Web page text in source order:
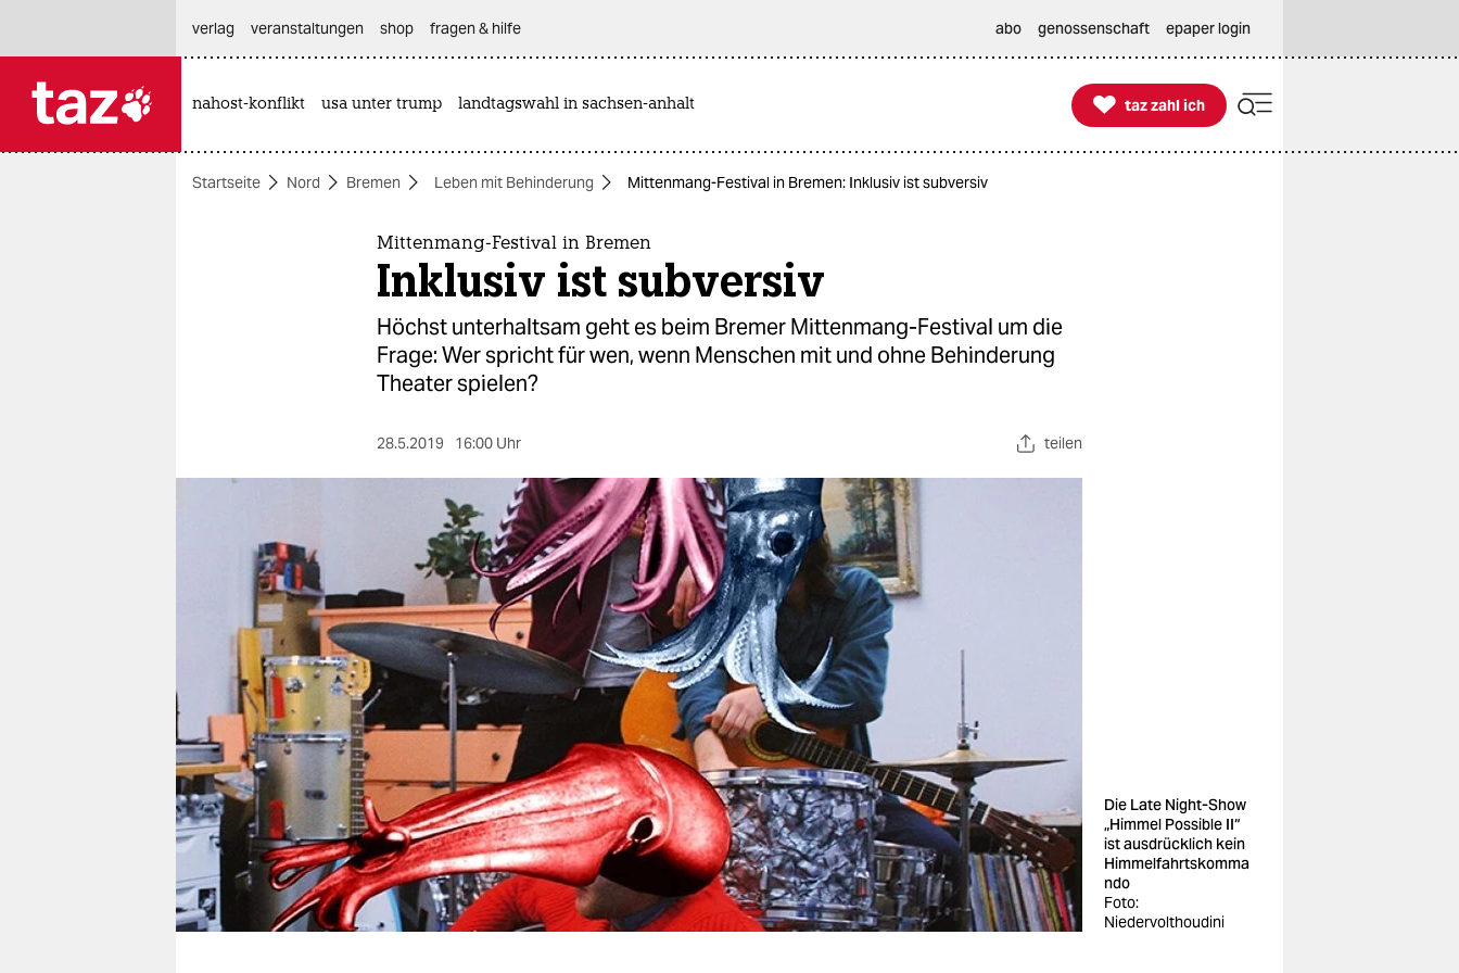
themen
berlin
wahrheit
verlag
verlag
veranstaltungen
shop
fragen & hilfe
unterstützen
abo
genossenschaft
verlag
veranstaltungen shop fragen & hilfe abo genossenschaft epaper login
nahost-konflikt usa unter trump landtagswahl in sachsen-anhalt 
taz zahl ich
taz zahl ich
Startseite Nord Bremen Leben mit Behinderung Mittenmang-Festival in Bremen: Inklusiv ist subversiv
Mittenmang-Festival in Bremen
Inklusiv ist subversiv
Höchst unterhaltsam geht es beim Bremer Mittenmang-Festival um die
Frage: Wer spricht für wen, wenn Menschen mit und ohne Behinderung
Theater spielen?
28.5.2019 16:00 Uhr teilen
Die Late Night-Show
„Himmel Possible II“
ist ausdrücklich kein
Himmelfahrtskomma
ndo
Foto:
Niedervolthoudini